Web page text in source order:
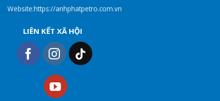
Website:https://anhphatpetro.com.vn
LIÊN KẾT XÃ HỘI